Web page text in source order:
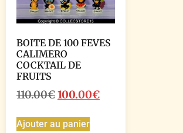
BOITE DE 100 FEVES
CALIMERO
COCKTAIL DE
FRUITS
110.00€100.00€
Ajouter au panier